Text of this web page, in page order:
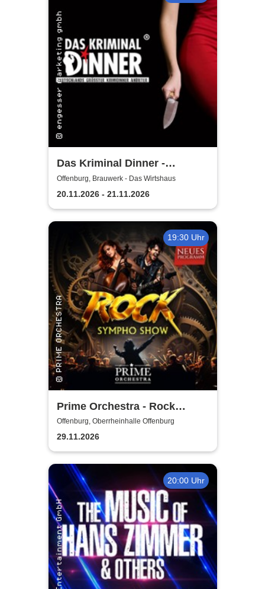
Das Kriminal Dinner -
Testament à la Carte
Offenburg, Brauwerk - Das Wirtshaus
20.11.2026 - 21.11.2026
19:30 Uhr
Prime Orchestra - Rock
Sympho Show
Offenburg, Oberrheinhalle Offenburg
29.11.2026
20:00 Uhr